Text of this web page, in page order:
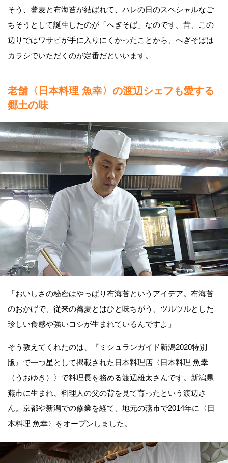
そう、蕎麦と布海苔が結ばれて、ハレの日のスペシャルなご
ちそうとして誕生したのが「へぎそば」なのです。昔、この
辺りではワサビが手に入りにくかったことから、へぎそばは
カラシでいただくのが定番だといいます。
老舗〈日本料理 魚幸〉の渡辺シェフも愛する
郷土の味
「おいしさの秘密はやっぱり布海苔というアイデア。布海苔
のおかげで、従来の蕎麦とはひと味ちがう、ツルツルとした
珍しい食感や強いコシが生まれているんですよ」
そう教えてくれたのは、『ミシュランガイド新潟2020特別
版』で一つ星として掲載された日本料理店〈日本料理 魚幸
（うおゆき）〉で料理長を務める渡辺雄太さんです。新潟県
燕市に生まれ、料理人の父の背を見て育ったという渡辺さ
ん。京都や新潟での修業を経て、地元の燕市で2014年に〈日
本料理 魚幸〉をオープンしました。